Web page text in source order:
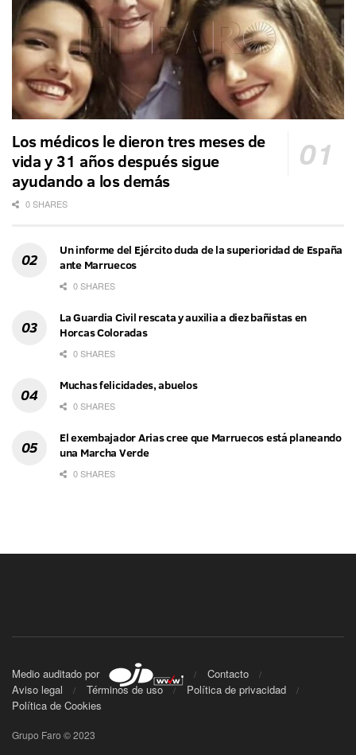
Los médicos le dieron tres meses de
vida y 31 años después sigue
ayudando a los demás
0 SHARES
Un informe del Ejército duda de la superioridad de España
ante Marruecos
0 SHARES
La Guardia Civil rescata y auxilia a diez bañistas en
Horcas Coloradas
0 SHARES
Muchas felicidades, abuelos
0 SHARES
El exembajador Arias cree que Marruecos está planeando
una Marcha Verde
0 SHARES
Medio auditado por
Contacto
Aviso legal
Términos de uso
Política de privacidad
Política de Cookies
Grupo Faro © 2023